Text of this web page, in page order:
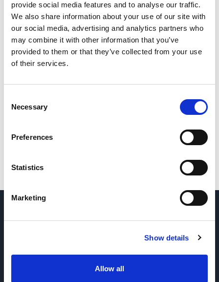
provide social media features and to analyse our traffic.
We also share information about your use of our site with
our social media, advertising and analytics partners who
may combine it with other information that you’ve
provided to them or that they’ve collected from your use
of their services.
Selection
Necessary
Preferences
Statistics
Marketing
Show details
Allow all
MCP-6 External Controller